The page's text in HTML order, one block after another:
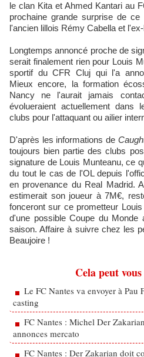
le clan Kita et Ahmed Kantari au
prochaine grande surprise de
l'ancien lillois Rémy Cabella et
Longtemps annoncé proche de
serait finalement rien pour Louis
sportif du CFR Cluj qui l'a
Mieux encore, la formation
Nancy ne l'aurait jamais
évolueraient actuellement dans
clubs pour l'attaquant ou ailier
D'après les informations de
toujours bien partie des clubs
signature de Louis Munteanu, ce
du tout le cas de l'OL depuis
en provenance du Real Madrid.
estimerait son joueur à 7M€,
fonceront sur ce prometteur
d'une possible Coupe du
saison. Affaire à suivre chez les
Beaujoire !
Cela peut
Le FC Nantes va envoyer à Pau
casting
FC Nantes : Michel Der
annonces mercato
FC Nantes : Der Zakarian doit